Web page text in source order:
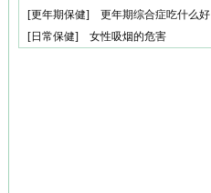
[更年期保健]
更年期综合症吃什么好
[日常保健] 女性吸烟的危害